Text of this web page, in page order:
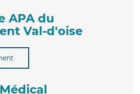
APA du
Val-d'oise